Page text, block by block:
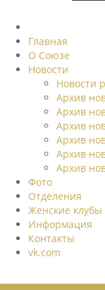
Главная
О Союзе
Новости
Новости
Архив
Архив
Архив
Архив
Архив
Архив
Фото
Отделения
Женские клубы
Информация
Контакты
vk.com